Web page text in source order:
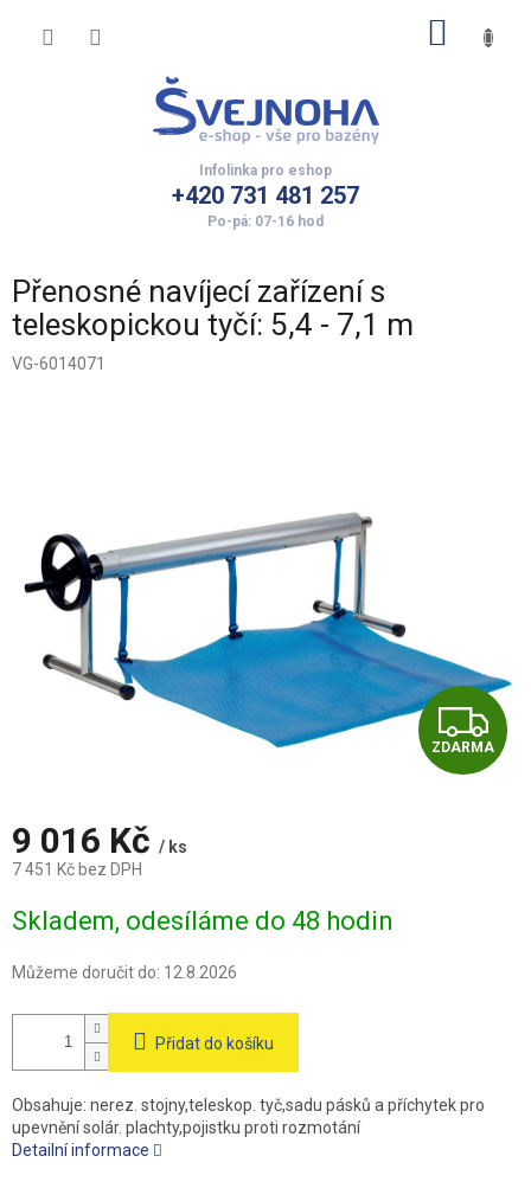
+420 731 481 257
Přenosné navíjecí zařízení s
teleskopickou tyčí: 5,4 - 7,1 m
VG-6014071
Z
D
ZDARMA
9 016 Kč / ks
7 451 Kč bez DPH
cena:
Skladem, odesíláme do 48 hodin
Můžeme doručit do: 12.8.2026
Přidat do košíku
Obsahuje: nerez. stojny,teleskop. tyč,sadu pásků a příchytek pro
upevnění solár. plachty,pojistku proti rozmotání
Detailní informace